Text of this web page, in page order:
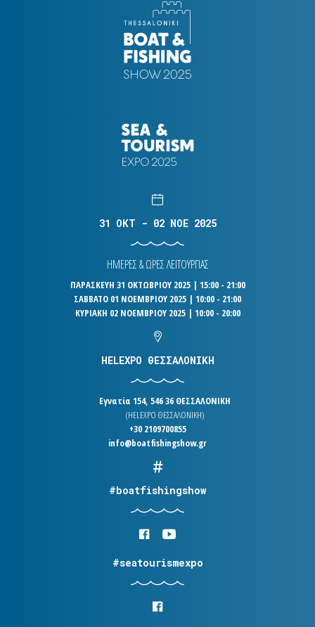
31 OKT - 02 NOE 2025
ΗΜΕΡΕΣ & ΩΡΕΣ ΛΕΙΤΟΥΡΓΙΑΣ
ΠΑΡΑΣΚΕΥΗ 31 ΟΚΤΩΒΡΙΟΥ 2025 | 15:00 - 21:00
ΣΑΒΒΑΤΟ 01 ΝΟΕΜΒΡΙΟΥ 2025 | 10:00 - 21:00
ΚΥΡΙΑΚΗ 02 ΝΟΕΜΒΡΙΟΥ 2025 | 10:00 - 20:00
HELEXPO ΘΕΣΣΑΛΟΝΙΚΗ
Εγνατία 154, 546 36 ΘΕΣΣΑΛΟΝΙΚΗ
(HELEXPO ΘΕΣΣΑΛΟΝΙΚΗ)
+30 2109700855
info@boatfishingshow.gr
#boatfishingshow
#seatourismexpo